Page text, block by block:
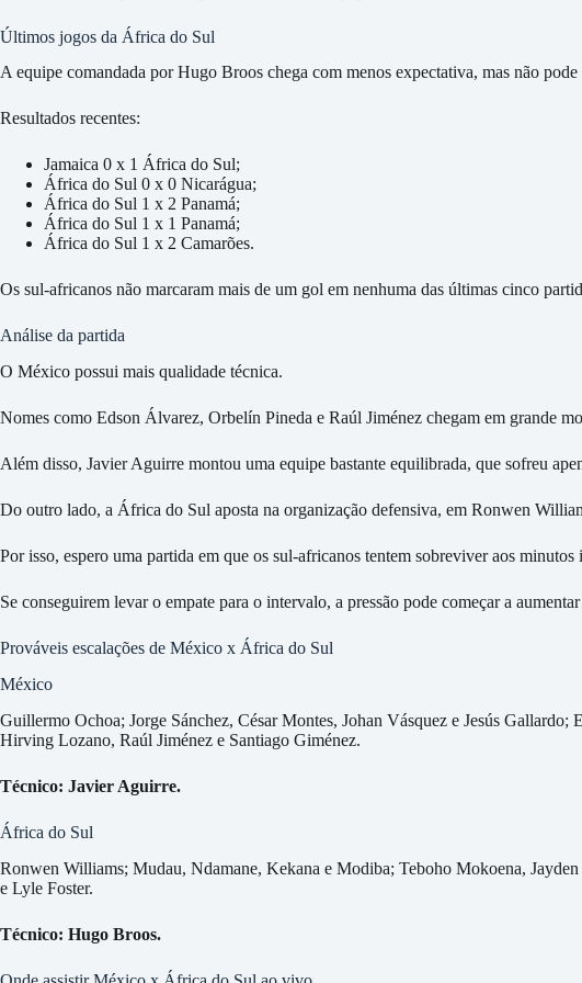
Últimos jogos da África do Sul
A equipe comandada por Hugo Broos chega com menos expectativa, mas não pode
Resultados recentes:
Jamaica 0 x 1 África do Sul;
África do Sul 0 x 0 Nicarágua;
África do Sul 1 x 2 Panamá;
África do Sul 1 x 1 Panamá;
África do Sul 1 x 2 Camarões.
Os sul-africanos não marcaram mais de um gol em nenhuma das últimas cinco
Análise da partida
O México possui mais qualidade técnica.
Nomes como Edson Álvarez, Orbelín Pineda e Raúl Jiménez chegam em grande
Além disso, Javier Aguirre montou uma equipe bastante equilibrada, que sofreu
Do outro lado, a África do Sul aposta na organização defensiva, em Ronwen
Por isso, espero uma partida em que os sul-africanos tentem sobreviver aos minutos
Se conseguirem levar o empate para o intervalo, a pressão pode começar a
Prováveis escalações de México x África do Sul
México
Guillermo Ochoa; Jorge Sánchez, César Montes, Johan Vásquez e Jesús
Hirving Lozano, Raúl Jiménez e Santiago Giménez.
Técnico: Javier Aguirre.
África do Sul
Ronwen Williams; Mudau, Ndamane, Kekana e Modiba; Teboho Mokoena,
e Lyle Foster.
Técnico: Hugo Broos.